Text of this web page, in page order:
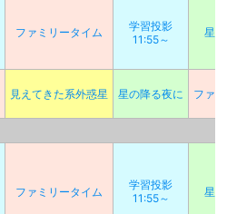
ファミリータイム
学習投影
11:55～
星
見えてきた系外惑星 星の降る夜に ファ
ファミリータイム
学習投影
11:55～
星